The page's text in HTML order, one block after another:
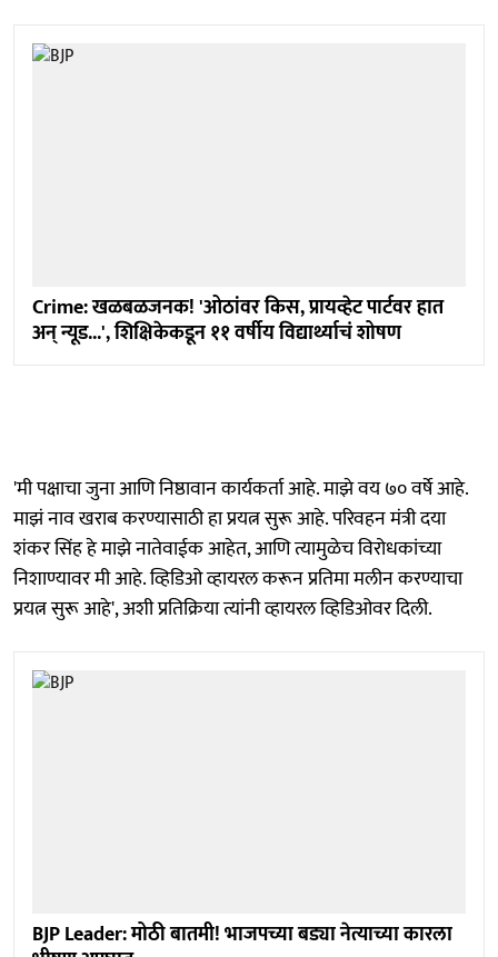
Crime: खळबळजनक! 'ओठांवर किस, प्रायव्हेट पार्टवर हात
अन् न्यूड...', शिक्षिकेकडून ११ वर्षीय विद्यार्थ्याचं शोषण
'मी पक्षाचा जुना आणि निष्ठावान कार्यकर्ता आहे. माझे वय ७० वर्षे आहे.
माझं नाव खराब करण्यासाठी हा प्रयत्न सुरू आहे. परिवहन मंत्री दया
शंकर सिंह हे माझे नातेवाईक आहेत, आणि त्यामुळेच विरोधकांच्या
निशाण्यावर मी आहे. व्हिडिओ व्हायरल करून प्रतिमा मलीन करण्याचा
प्रयत्न सुरू आहे', अशी प्रतिक्रिया त्यांनी व्हायरल व्हिडिओवर दिली.
BJP Leader: मोठी बातमी! भाजपच्या बड्या नेत्याच्या कारला